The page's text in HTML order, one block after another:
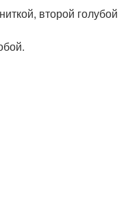
второй голубой